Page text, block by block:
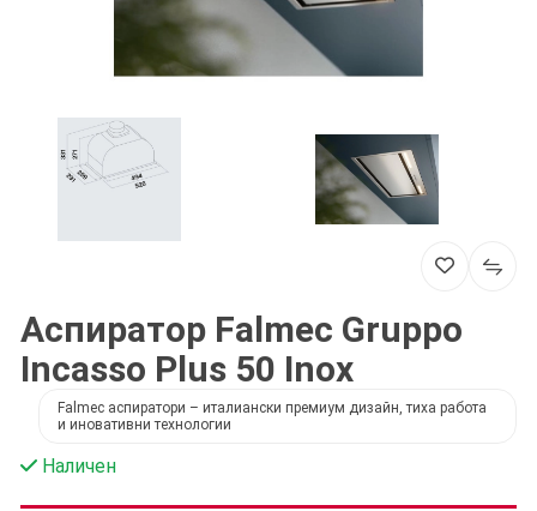
Аспиратор Falmec Gruppo
Incasso Plus 50 Inox
Falmec аспиратори – италиански премиум дизайн, тиха работа
и иновативни технологии
Наличен